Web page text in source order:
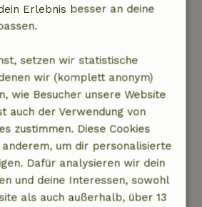
100-prozentige
Anreise: 70 % Rückerstattung
40 % Rückerstattung
Tag der Anreise: 10 %
oder später: keine
von 300,00 €. Sie wird dir nach
Erlebnis besser an deine
setzen wir statistische
wir (komplett anonym)
wie Besucher unsere Website
auch der Verwendung von
zustimmen. Diese Cookies
um dir personalisierte
Dafür analysieren wir dein
und deine Interessen, sowohl
als auch außerhalb, über 13